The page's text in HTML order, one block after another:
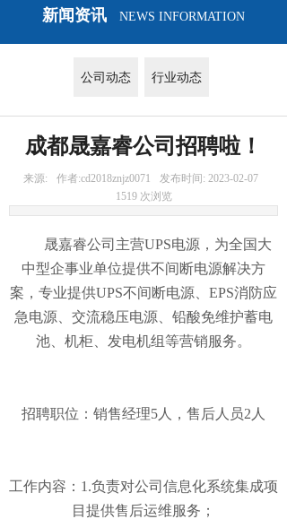
公司动态 行业动态
新闻资讯 NEWS INFORMATION
成都晟嘉睿公司招聘啦！
来源: 作者:cd2018znjz0071 发布时间: 2023-02-07
1519 次浏览
晟嘉睿公司主营UPS电源，为全国大
中型企事业单位提供不间断电源解决方
案， 专业提供UPS不间断电源、EPS消防应
急电源、交流稳压电源、铅酸免维护蓄电
池、机柜、发电机组等营销服务。
招聘职位：销售经理5人，售后人员2人
工作内容：1.负责对公司信息化系统集成项
目提供售后运维服务；